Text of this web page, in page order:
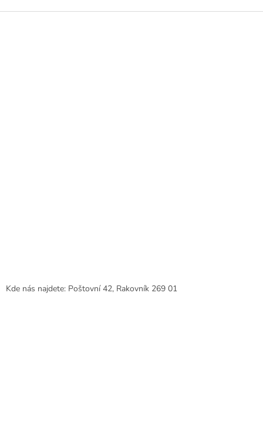
Z
Kde nás najdete: Poštovní 42, Rakovník 269 01